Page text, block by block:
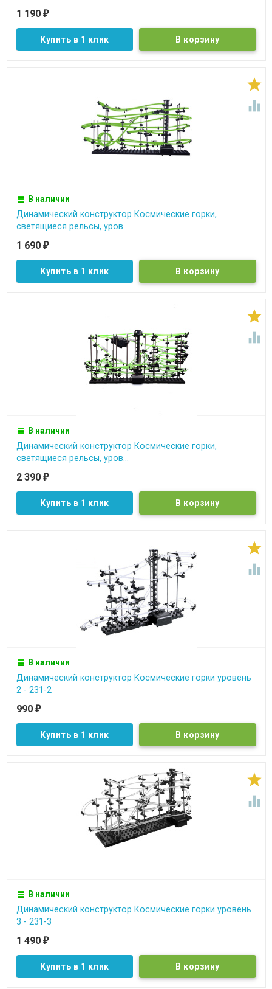
1 190 ₽
Купить в 1 клик


В наличии
Динамический конструктор Космические горки,
светящиеся рельсы, уров...
1 690 ₽
Купить в 1 клик


В наличии
Динамический конструктор Космические горки,
светящиеся рельсы, уров...
2 390 ₽
Купить в 1 клик


В наличии
Динамический конструктор Космические горки уровень
2 - 231-2
990 ₽
Купить в 1 клик


В наличии
Динамический конструктор Космические горки уровень
3 - 231-3
1 490 ₽
Купить в 1 клик